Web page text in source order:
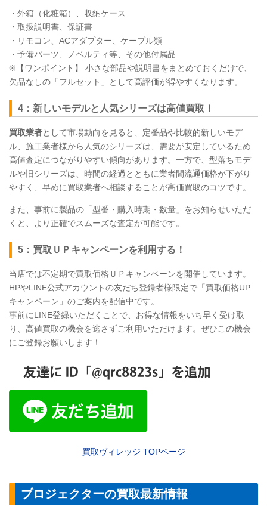
・外箱（化粧箱）、収納ケース
・取扱説明書、保証書
・リモコン、ACアダプター、ケーブル類
・予備パーツ、ノベルティ等、その他付属品
※【ワンポイント】 小さな部品や説明書をまとめておくだけで、
欠品なしの「フルセット」として高評価が得やすくなります。
4：新しいモデルと人気シリーズは高値買取！
買取業者として市場動向を見ると、定番品や比較的新しいモデ
ル、施工業者様から人気のシリーズは、需要が安定しているため
高値査定につながりやすい傾向があります。一方で、型落ちモデ
ルや旧シリーズは、時間の経過とともに業者間流通価格が下がり
やすく、早めに買取業者へ相談することが高価買取のコツです。
また、事前に製品の「型番・購入時期・数量」をお知らせいただ
くと、より正確でスムーズな査定が可能です。
5：買取ＵＰキャンペーンを利用する！
当店では不定期で買取価格ＵＰキャンペーンを開催しています。
HPやLINE公式アカウントの友だち登録者様限定で「買取価格UP
キャンペーン」のご案内を配信中です。
事前にLINE登録いただくことで、お得な情報をいち早く受け取
り、高値買取の機会を逃さずご利用いただけます。ぜひこの機会
にご登録お願いします！
買取ヴィレッジ TOPページ
プロジェクターの買取最新情報